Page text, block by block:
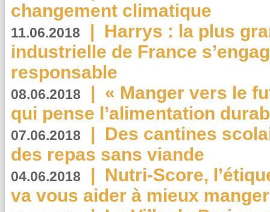
changement climatique
11.06.2018 | Harrys : la plus
industrielle de France
responsable
08.06.2018 | « Manger vers le
qui pense l’alimentation
07.06.2018 | Des cantines
des repas sans viande
04.06.2018 | Nutri-Score,
va vous aider à mieux